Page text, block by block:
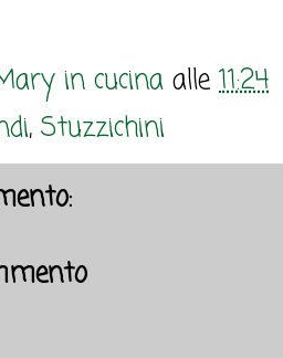
in cucina alle 11:24
, Stuzzichini